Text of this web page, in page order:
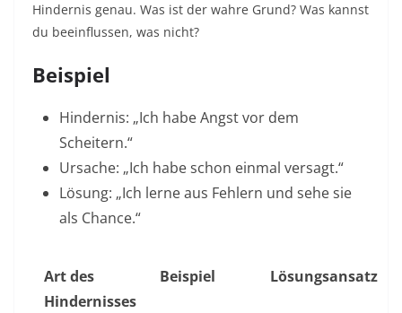
Hindernis genau. Was ist der wahre Grund? Was kannst
du beeinflussen, was nicht?​
Beispiel
Hindernis: „Ich habe Angst vor dem
Scheitern.“
Ursache: „Ich habe schon einmal versagt.“
Lösung: „Ich lerne aus Fehlern und sehe sie
als Chance.“
Art des
Hindernisses
Beispiel Lösungsansatz